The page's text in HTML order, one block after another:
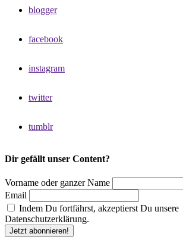
blogger
facebook
instagram
twitter
tumblr
Dir gefällt unser Content?
Vorname oder ganzer Name
Email
Indem Du fortfährst, akzeptierst Du unsere
Datenschutzerklärung.